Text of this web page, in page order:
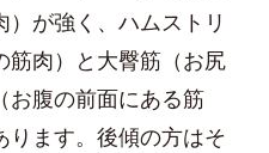
が強く、ハムストリ
筋肉）と大臀筋（お尻
お腹の前面にある筋
ります。後傾の方はそ